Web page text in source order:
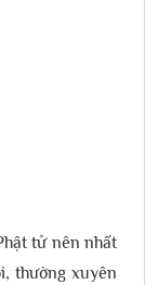
tử nên nhất
thường xuyên